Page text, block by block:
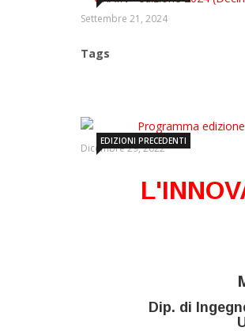
Settembre 21, 2024
Tags
EDIZIONI PRECEDENTI
Dicembre 29, 2022
Dip. di